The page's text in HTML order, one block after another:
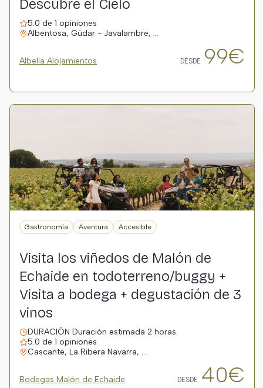
Descubre el Cielo
5.0 de 1 opiniones
Albentosa, Gúdar - Javalambre, …
Albella Alojamientos DESDE 99€
Gastronomía Aventura Accesible
Visita los viñedos de Malón de
Echaide en todoterreno/buggy +
Visita a bodega + degustación de 3
vinos
DURACIÓN Duración estimada 2 horas.
5.0 de 1 opiniones
Cascante, La Ribera Navarra, …
Bodegas Malón de Echaide DESDE 40€